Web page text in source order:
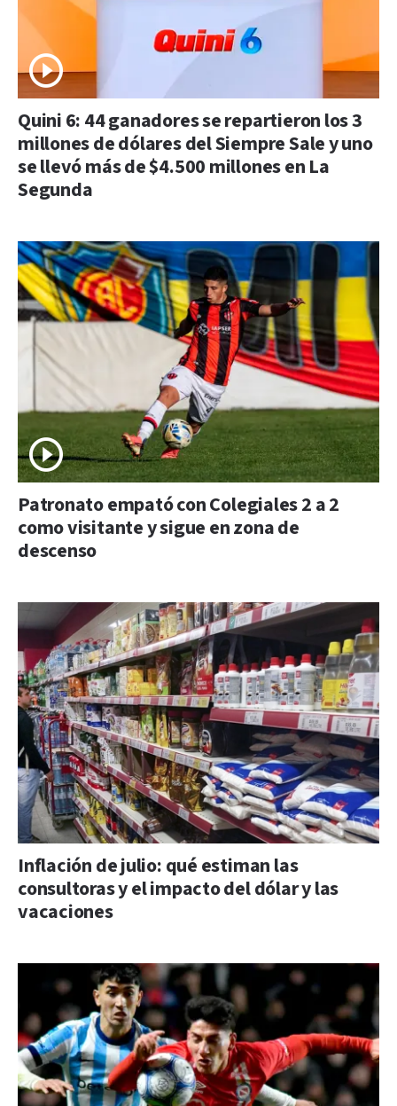
Quini 6: 44 ganadores se repartieron los 3
millones de dólares del Siempre Sale y uno
se llevó más de $4.500 millones en La
Segunda
Patronato empató con Colegiales 2 a 2
como visitante y sigue en zona de
descenso
Inflación de julio: qué estiman las
consultoras y el impacto del dólar y las
vacaciones